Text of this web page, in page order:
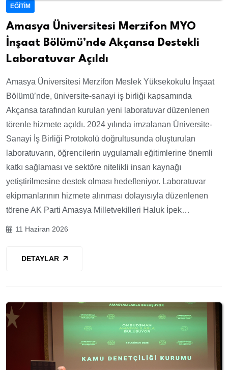
EĞITIM
Amasya Üniversitesi Merzifon MYO
İnşaat Bölümü’nde Akçansa Destekli
Laboratuvar Açıldı
Amasya Üniversitesi Merzifon Meslek Yüksekokulu İnşaat
Bölümü’nde, üniversite-sanayi iş birliği kapsamında
Akçansa tarafından kurulan yeni laboratuvar düzenlenen
törenle hizmete açıldı. 2024 yılında imzalanan Üniversite-
Sanayi İş Birliği Protokolü doğrultusunda oluşturulan
laboratuvarın, öğrencilerin uygulamalı eğitimlerine önemli
katkı sağlaması ve sektöre nitelikli insan kaynağı
yetiştirilmesine destek olması hedefleniyor. Laboratuvar
ekipmanlarının hizmete alınması dolayısıyla düzenlenen
törene AK Parti Amasya Milletvekilleri Haluk İpek…
11 Haziran 2026
DETAYLAR